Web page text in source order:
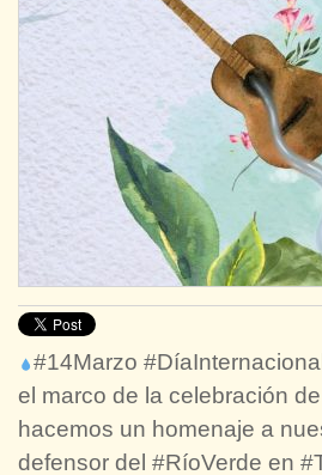
#14Marzo
el marco de la celebración
hacemos un homenaje a
defensor del #RíoVerde en